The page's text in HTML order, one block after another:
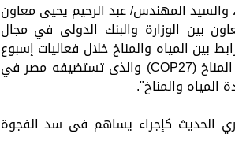
والسيد المهندس/ عبد الرحيم يحيى معاون
بين الوزارة والبنك الدولى في مجال
بين المياه والمناخ خلال فعاليات إسبوع
القاهرة الخامس للمياه وجناح المياه المقام ضمن فعاليات مؤتمر المناخ (COP27) والذى تستضيفه مصر في
المياه والمناخ".
الحديث كإجراء يساهم فى سد الفجوة